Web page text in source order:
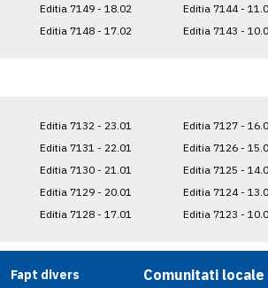
Editia 7149 - 18.02
Editia 7148 - 17.02
Editia 7144 -
Editia 7143 -
Editia 7132 - 23.01
Editia 7131 - 22.01
Editia 7130 - 21.01
Editia 7129 - 20.01
Editia 7128 - 17.01
Editia 7127 -
Editia 7126 -
Editia 7125 -
Editia 7124 -
Editia 7123 -
Fapt divers
Comunitati locale